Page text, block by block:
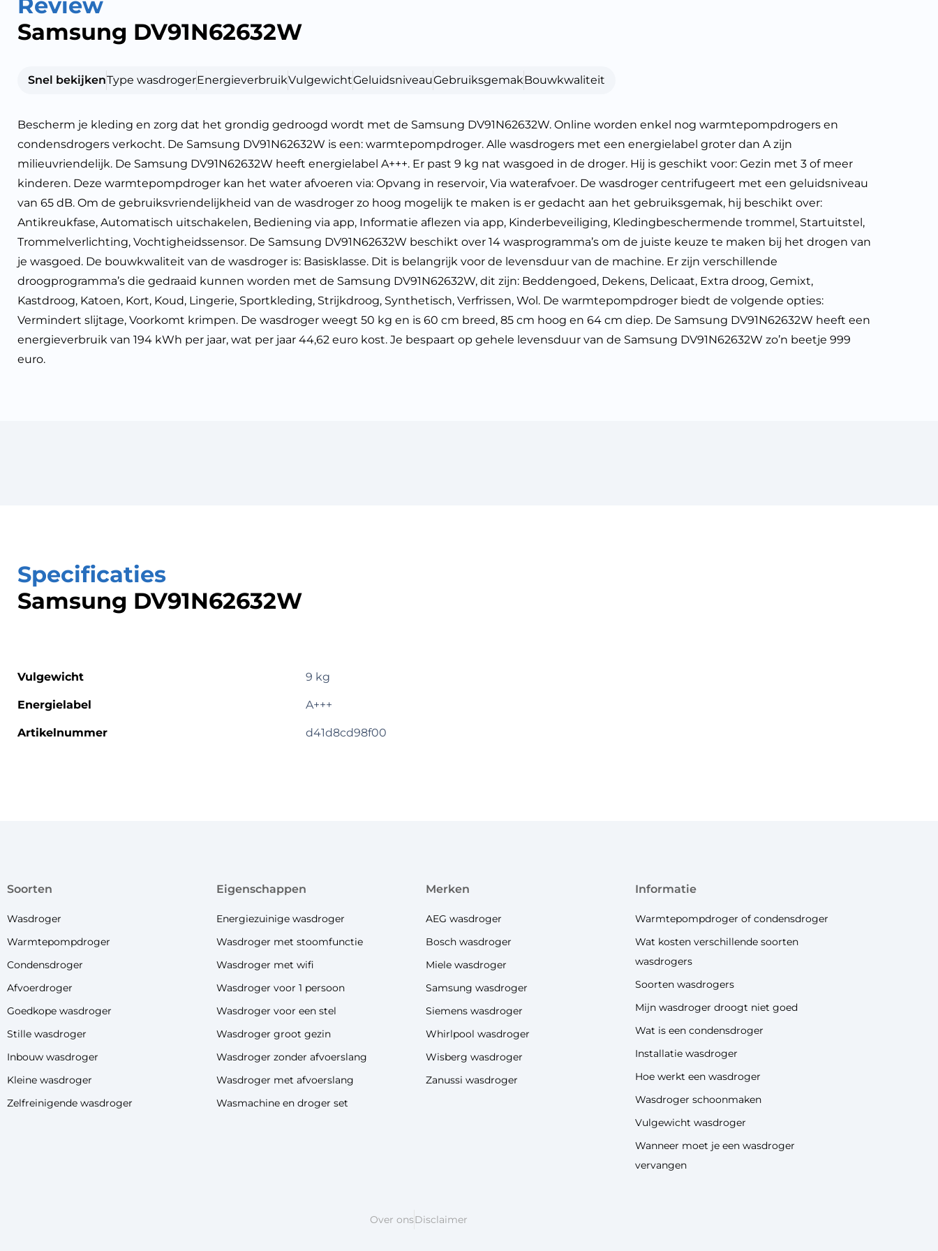
Samsung DV91N62632W
Snel bekijkenType wasdrogerEnergieverbruikVulgewichtGeluidsniveauGebruiksgemakBouwkwaliteit
Bescherm je kleding en zorg dat het grondig gedroogd wordt met de Samsung DV91N62632W. Online worden enkel nog warmtepompdrogers en
condensdrogers verkocht. De Samsung DV91N62632W is een: warmtepompdroger. Alle wasdrogers met een energielabel groter dan A zijn
milieuvriendelijk. De Samsung DV91N62632W heeft energielabel A+++. Er past 9 kg nat wasgoed in de droger. Hij is geschikt voor: Gezin met 3 of meer
kinderen. Deze warmtepompdroger kan het water afvoeren via: Opvang in reservoir, Via waterafvoer. De wasdroger centrifugeert met een geluidsniveau
van 65 dB. Om de gebruiksvriendelijkheid van de wasdroger zo hoog mogelijk te maken is er gedacht aan het gebruiksgemak, hij beschikt over:
Antikreukfase, Automatisch uitschakelen, Bediening via app, Informatie aflezen via app, Kinderbeveiliging, Kledingbeschermende trommel, Startuitstel,
Trommelverlichting, Vochtigheidssensor. De Samsung DV91N62632W beschikt over 14 wasprogramma’s om de juiste keuze te maken bij het drogen van
je wasgoed. De bouwkwaliteit van de wasdroger is: Basisklasse. Dit is belangrijk voor de levensduur van de machine. Er zijn verschillende
droogprogramma’s die gedraaid kunnen worden met de Samsung DV91N62632W, dit zijn: Beddengoed, Dekens, Delicaat, Extra droog, Gemixt,
Kastdroog, Katoen, Kort, Koud, Lingerie, Sportkleding, Strijkdroog, Synthetisch, Verfrissen, Wol. De warmtepompdroger biedt de volgende opties:
Vermindert slijtage, Voorkomt krimpen. De wasdroger weegt 50 kg en is 60 cm breed, 85 cm hoog en 64 cm diep. De Samsung DV91N62632W heeft een
energieverbruik van 194 kWh per jaar, wat per jaar 44,62 euro kost. Je bespaart op gehele levensduur van de Samsung DV91N62632W zo’n beetje 999
euro.
Specificaties
Samsung DV91N62632W
Vulgewicht 9 kg
Energielabel A+++
Artikelnummer d41d8cd98f00
soorten
Wasdroger
Warmtepompdroger
Condensdroger
Afvoerdroger
Goedkope wasdroger
Stille wasdroger
Inbouw wasdroger
Kleine wasdroger
Zelfreinigende wasdroger
eigenschappen
Energiezuinige wasdroger
Wasdroger met stoomfunctie
Wasdroger met wifi
Wasdroger voor 1 persoon
Wasdroger voor een stel
Wasdroger groot gezin
Wasdroger zonder afvoerslang
Wasdroger met afvoerslang
Wasmachine en droger set
merken
AEG wasdroger
Bosch wasdroger
Miele wasdroger
Samsung wasdroger
Siemens wasdroger
Whirlpool wasdroger
Wisberg wasdroger
Zanussi wasdroger
informatie
Warmtepompdroger of condensdroger
Wat kosten verschillende soorten
wasdrogers
Soorten wasdrogers
Mijn wasdroger droogt niet goed
Wat is een condensdroger
Installatie wasdroger
Hoe werkt een wasdroger
Wasdroger schoonmaken
Vulgewicht wasdroger
Wanneer moet je een wasdroger
vervangen
Over onsDisclaimer